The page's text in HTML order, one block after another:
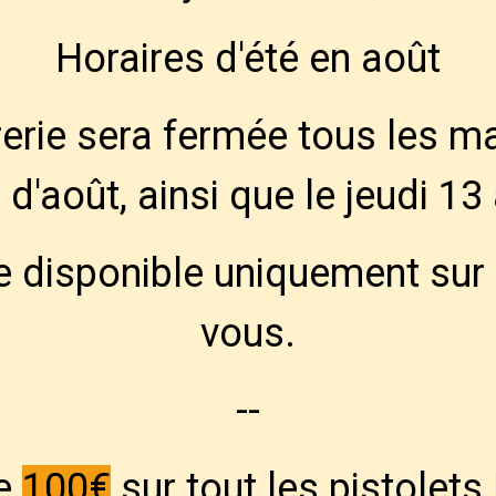
de paiement :Bancontact -- Visa -- Mastercard
à la Défence Active des Amateurs d'Armes
& documents
Clubs de Tir et
Catalogue par type
Horaires d'été en août
sera fermée tous les
ainsi que le jeudi 13
disponible uniquement sur
vous.
--